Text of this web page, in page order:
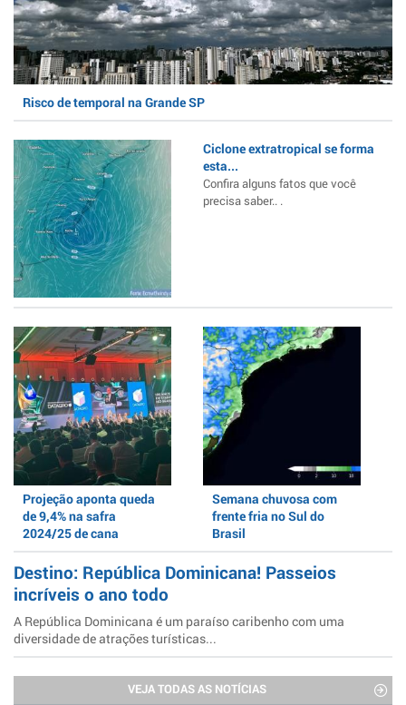
Risco de temporal na Grande SP
Ciclone extratropical se forma
esta...
Confira alguns fatos que você
precisa saber.. .
Projeção aponta queda
de 9,4% na safra
2024/25 de cana
Semana chuvosa com
frente fria no Sul do
Brasil
Destino: República Dominicana! Passeios
incríveis o ano todo
A República Dominicana é um paraíso caribenho com uma
diversidade de atrações turísticas...
VEJA TODAS AS NOTÍCIAS